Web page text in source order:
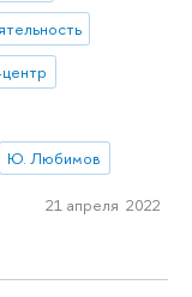
центр
Ю. Любимов
21 апреля 2022